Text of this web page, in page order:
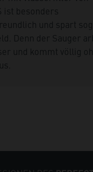
ist besonders
und spart
Denn der Sauger
und kommt völlig